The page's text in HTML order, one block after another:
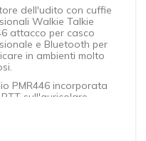
dell'udito con cuffie
Walkie Talkie
attacco per casco
e Bluetooth per
in ambienti molto
PMR446 incorporata
sull'auricolare